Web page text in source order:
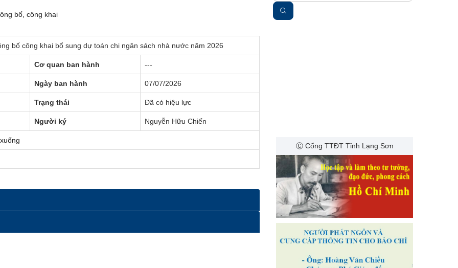
và Môi trường
bố, công khai
bố công khai bổ sung dự toán chi ngân sách nhà nước năm 2026
Cơ quan ban hành ---
Ngày ban hành 07/07/2026
Trạng thái Đã có hiệu lực
Người ký Nguyễn Hữu Chiến
Ⓒ Cổng TTĐT Tỉnh Lạng Sơn